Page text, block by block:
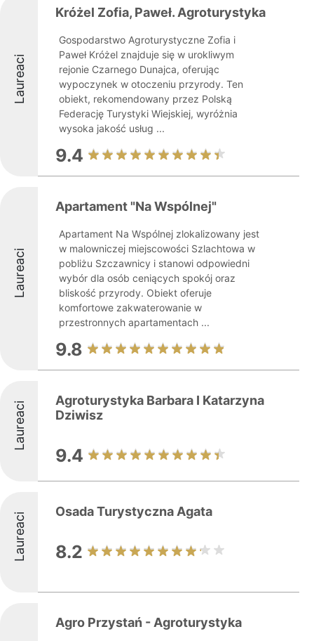
Laureaci
Króżel Zofia, Paweł. Agroturystyka
Gospodarstwo Agroturystyczne Zofia i
Paweł Króżel znajduje się w urokliwym
rejonie Czarnego Dunajca, oferując
wypoczynek w otoczeniu przyrody. Ten
obiekt, rekomendowany przez Polską
Federację Turystyki Wiejskiej, wyróżnia
wysoka jakość usług ...
9.4
Laureaci
Apartament "Na Wspólnej"
Apartament Na Wspólnej zlokalizowany jest
w malowniczej miejscowości Szlachtowa w
pobliżu Szczawnicy i stanowi odpowiedni
wybór dla osób ceniących spokój oraz
bliskość przyrody. Obiekt oferuje
komfortowe zakwaterowanie w
przestronnych apartamentach ...
9.8
Laureaci
Agroturystyka Barbara I Katarzyna
Dziwisz
9.4
Laureaci Osada Turystyczna Agata
8.2
Agro Przystań - Agroturystyka